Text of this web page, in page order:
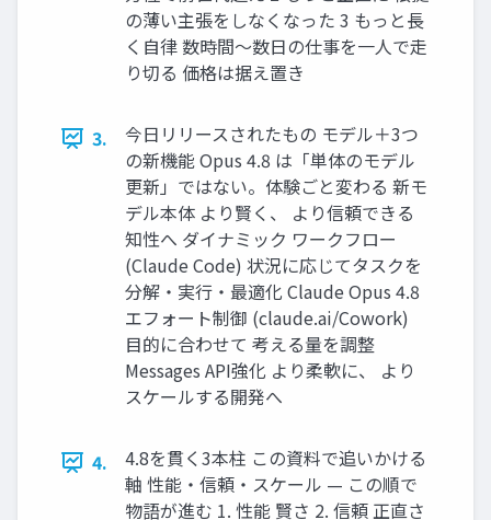
の薄い主張をしなくなった 3 もっと長
く自律 数時間～数日の仕事を一人で走
り切る 価格は据え置き
3.
今日リリースされたもの モデル＋3つ
の新機能 Opus 4.8 は「単体のモデル
更新」ではない。体験ごと変わる 新モ
デル本体 より賢く、 より信頼できる
知性へ ダイナミック ワークフロー
(Claude Code) 状況に応じてタスクを
分解・実行・最適化 Claude Opus 4.8
エフォート制御 (claude.ai/Cowork)
目的に合わせて 考える量を調整
Messages API強化 より柔軟に、 より
スケールする開発へ
4.
4.8を貫く3本柱 この資料で追いかける
軸 性能・信頼・スケール — この順で
物語が進む 1. 性能 賢さ 2. 信頼 正直さ